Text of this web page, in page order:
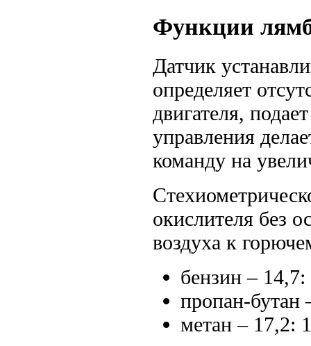
Функции
Датчик
определяет
двигателя,
управления
команду на
окислителя без
воздуха к
бензин – 14,7:
пропан-бутан
метан – 17,2: